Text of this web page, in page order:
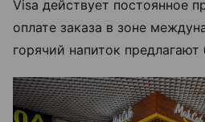
Visa действует постоянное
оплате заказа в зоне
горячий напиток предлагают